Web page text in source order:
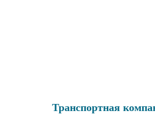
Транспортная